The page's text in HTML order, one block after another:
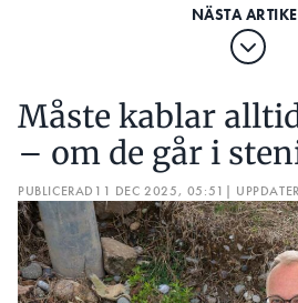
Måste kablar
– om de går i
PUBLICERAD 11 DEC 2025, 05:51 |